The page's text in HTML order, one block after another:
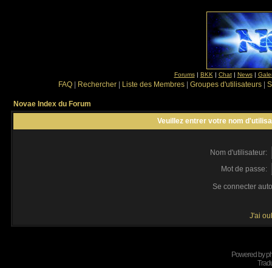
Forums| BKK | Chat| News|
FAQ Rechercher Liste des Membres Groupes d'utilisateurs
Novae Index du Forum
Veuillez entrer votre nom
Nom d'utilisateur:
Mot de passe:
Se connecter
J'ai
Powered by